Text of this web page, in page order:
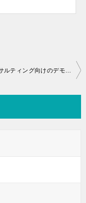
ITコンサルティング向けのデモサイト